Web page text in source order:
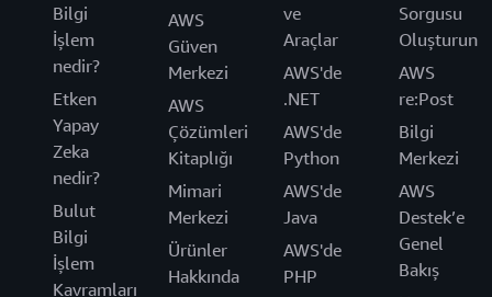
Bilgi
İşlem
nedir?
Etken
Yapay
Zeka
nedir?
Bulut
Bilgi
İşlem
Kavramları
AWS
Güven
Merkezi
AWS
Çözümleri
Kitaplığı
Mimari
Merkezi
Ürünler
Hakkında
ve
Araçlar
AWS'de
.NET
AWS'de
Python
AWS'de
Java
AWS'de
PHP
Sorgusu
Oluşturun
AWS
re:Post
Bilgi
Merkezi
AWS
Destek’e
Genel
Bakış